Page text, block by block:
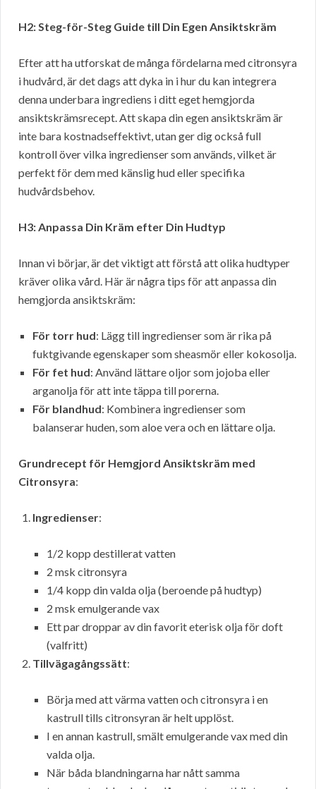
H2: Steg-för-Steg Guide till Din Egen Ansiktskräm
Efter att ha utforskat de många fördelarna med citronsyra
i hudvård, är det dags att dyka in i hur du kan integrera
denna underbara ingrediens i ditt eget hemgjorda
ansiktskrämsrecept. Att skapa din egen ansiktskräm är
inte bara kostnadseffektivt, utan ger dig också full
kontroll över vilka ingredienser som används, vilket är
perfekt för dem med känslig hud eller specifika
hudvårdsbehov.
H3: Anpassa Din Kräm efter Din Hudtyp
Innan vi börjar, är det viktigt att förstå att olika hudtyper
kräver olika vård. Här är några tips för att anpassa din
hemgjorda ansiktskräm:
För torr hud: Lägg till ingredienser som är rika på
fuktgivande egenskaper som sheasmör eller kokosolja.
För fet hud: Använd lättare oljor som jojoba eller
arganolja för att inte täppa till porerna.
För blandhud: Kombinera ingredienser som
balanserar huden, som aloe vera och en lättare olja.
Grundrecept för Hemgjord Ansiktskräm med
Citronsyra:
Ingredienser:
1/2 kopp destillerat vatten
2 msk citronsyra
1/4 kopp din valda olja (beroende på hudtyp)
2 msk emulgerande vax
Ett par droppar av din favorit eterisk olja för doft
(valfritt)
Tillvägagångssätt:
Börja med att värma vatten och citronsyra i en
kastrull tills citronsyran är helt upplöst.
I en annan kastrull, smält emulgerande vax med din
valda olja.
När båda blandningarna har nått samma